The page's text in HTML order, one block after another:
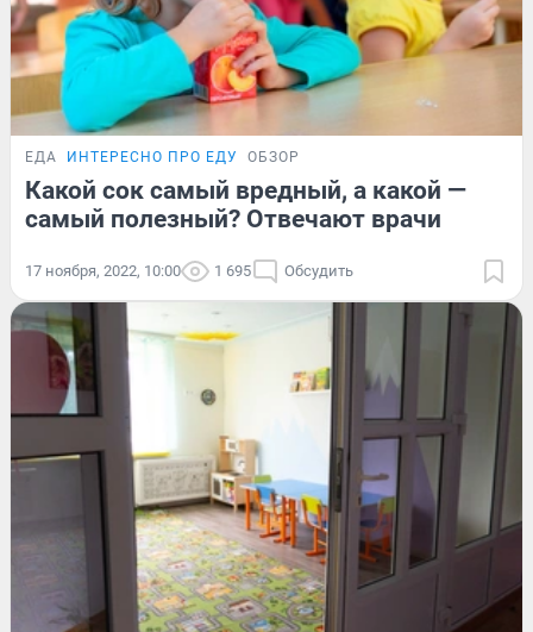
ЕДА ИНТЕРЕСНО ПРО ЕДУ ОБЗОР
Какой сок самый вредный, а какой —
самый полезный? Отвечают врачи
17 ноября, 2022, 10:00 1 695 Обсудить